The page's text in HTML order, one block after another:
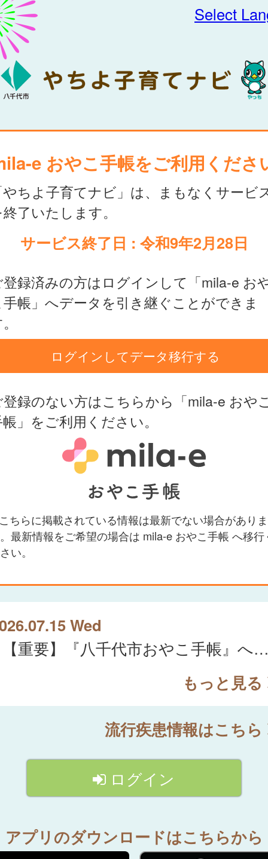
Select
e おやこ手帳をご利用くださ
ちよ子育てナビ」は、まもなくサービ
了いたします。
サービス終了日 : 令和9年2月28日
録済みの方はログインして「mila-e お
帳」へデータを引き継ぐことができま
ログインしてデータ移行する
録のない方はこちらから「mila-e おや
」をご利用ください。
ちらに掲載されている情報は最新でない場合がありま
最新情報をご希望の場合は mila-e おやこ手帳 へ移行
い。
Wed
【重要】『八千代市おやこ手帳』
もっと見る
流行疾患情報はこちら
ログイン
アプリのダウンロードはこちらから